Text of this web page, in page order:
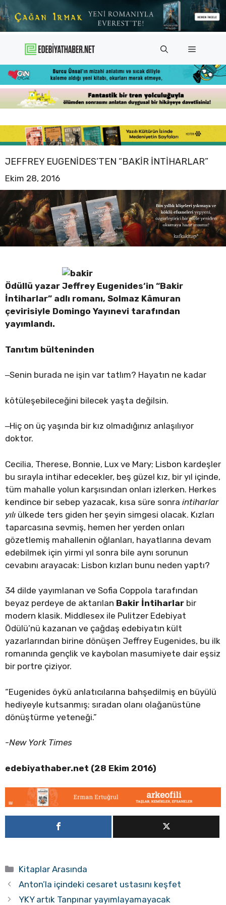
İçeriğe
atla
Menü
JEFFREY EUGENIDES’TEN “BAKIR İNTIHARLAR”
Ekim 28, 2016
Ödüllü yazar Jeffrey Eugenides‘in “Bakir
İntiharlar” adlı romanı, Solmaz Kâmuran
çevirisiyle Domingo Yayınevi tarafından
yayımlandı.
Tanıtım bülteninden
‒Senin burada ne işin var tatlım? Hayatın ne kadar
kötüleşebileceğini bilecek yaşta değilsin.
‒Hiç on üç yaşında bir kız olmadığınız anlaşılıyor
doktor.
Cecilia, Therese, Bonnie, Lux ve Mary; Lisbon kardeşler
bu sırayla intihar edecekler, beş güzel kız, bir yıl içinde,
tüm mahalle yolun karşısından onları izlerken. Herkes
kendince bir sebep yazacak, kısa süre sonra intiharlar
yılı ülkede ters giden her şeyin simgesi olacak. Kızları
taparcasına sevmiş, hemen her yerden onları
gözetlemiş mahallenin oğlanları, hayatlarına devam
edebilmek için yirmi yıl sonra bile aynı sorunun
cevabını arayacak: Lisbon kızları bunu neden yaptı?
34 dilde yayımlanan ve Sofia Coppola tarafından
beyaz perdeye de aktarılan Bakir İntiharlar bir
modern klasik. Middlesex ile Pulitzer Edebiyat
Ödülü’nü kazanan ve çağdaş edebiyatın kült
yazarlarından birine dönüşen Jeffrey Eugenides, bu ilk
romanında gençlik ve kaybolan masumiyete dair eşsiz
bir portre çiziyor.
“Eugenides öykü anlatıcılarına bahşedilmiş en büyülü
hediyeyle kutsanmış; sıradan olanı olağanüstüne
dönüştürme yeteneği.”
-New York Times
edebiyathaber.net (28 Ekim 2016)
Kategoriler
Kitaplar Arasında
Anton’la içindeki cesaret ustasını keşfet
YKY artık Tanpınar yayımlayamayacak